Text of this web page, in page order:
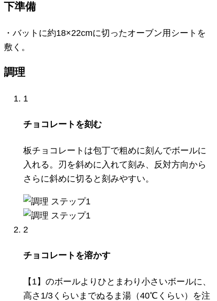
下準備
・バットに約18×22cmに切ったオーブン用シートを
敷く。
調理
1
チョコレートを刻む
板チョコレートは包丁で粗めに刻んでボールに
入れる。刃を斜めに入れて刻み、反対方向から
さらに斜めに切ると刻みやすい。
2
チョコレートを溶かす
【1】のボールよりひとまわり小さいボールに、
高さ1/3くらいまでぬるま湯（40℃くらい）を注